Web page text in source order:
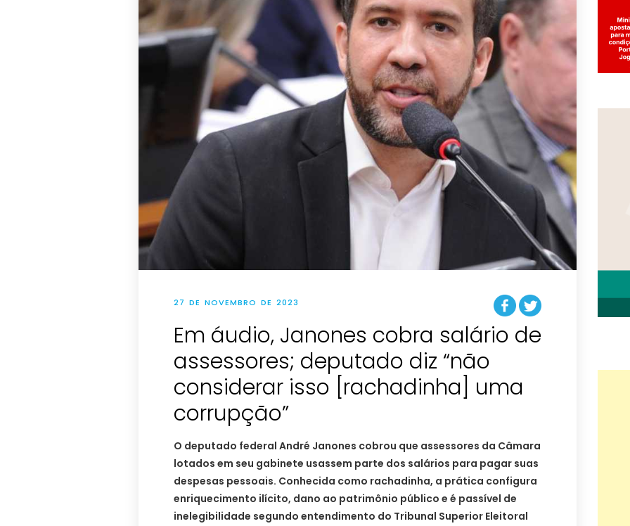
27 DE NOVEMBRO DE 2023
Em áudio, Janones cobra salário de
assessores; deputado diz “não
considerar isso [rachadinha] uma
corrupção”
O deputado federal André Janones cobrou que assessores da Câmara
lotados em seu gabinete usassem parte dos salários para pagar suas
despesas pessoais. Conhecida como rachadinha, a prática configura
enriquecimento ilícito, dano ao patrimônio público e é passível de
inelegibilidade segundo entendimento do Tribunal Superior Eleitoral